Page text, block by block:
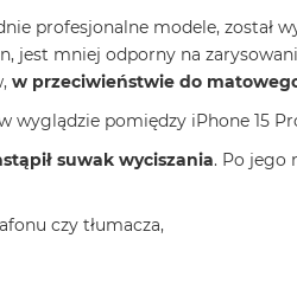
profesjonalne modele, został
jest mniej odporny na
w przeciwieństwie do
pomiędzy iPhone 15
suwak wyciszania. Po jego
czy tłumacza,